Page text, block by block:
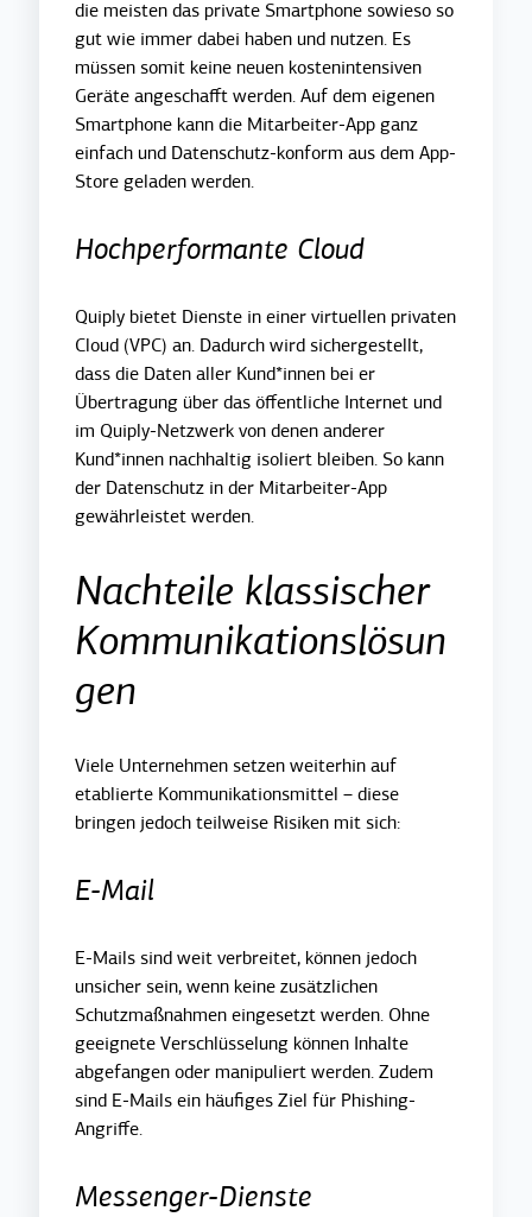
die meisten das private Smartphone sowieso so
gut wie immer dabei haben und nutzen. Es
müssen somit keine neuen kostenintensiven
Geräte angeschafft werden. Auf dem eigenen
Smartphone kann die Mitarbeiter-App ganz
einfach und Datenschutz-konform aus dem App-
Store geladen werden.
Hochperformante Cloud
Quiply bietet Dienste in einer virtuellen privaten
Cloud (VPC) an. Dadurch wird sichergestellt,
dass die Daten aller Kund*innen bei er
Übertragung über das öffentliche Internet und
im Quiply-Netzwerk von denen anderer
Kund*innen nachhaltig isoliert bleiben. So kann
der Datenschutz in der Mitarbeiter-App
gewährleistet werden.
Nachteile klassischer
Kommunikationslösun
gen
Viele Unternehmen setzen weiterhin auf
etablierte Kommunikationsmittel – diese
bringen jedoch teilweise Risiken mit sich:
E-Mail
E-Mails sind weit verbreitet, können jedoch
unsicher sein, wenn keine zusätzlichen
Schutzmaßnahmen eingesetzt werden. Ohne
geeignete Verschlüsselung können Inhalte
abgefangen oder manipuliert werden. Zudem
sind E-Mails ein häufiges Ziel für Phishing-
Angriffe.
Messenger-Dienste